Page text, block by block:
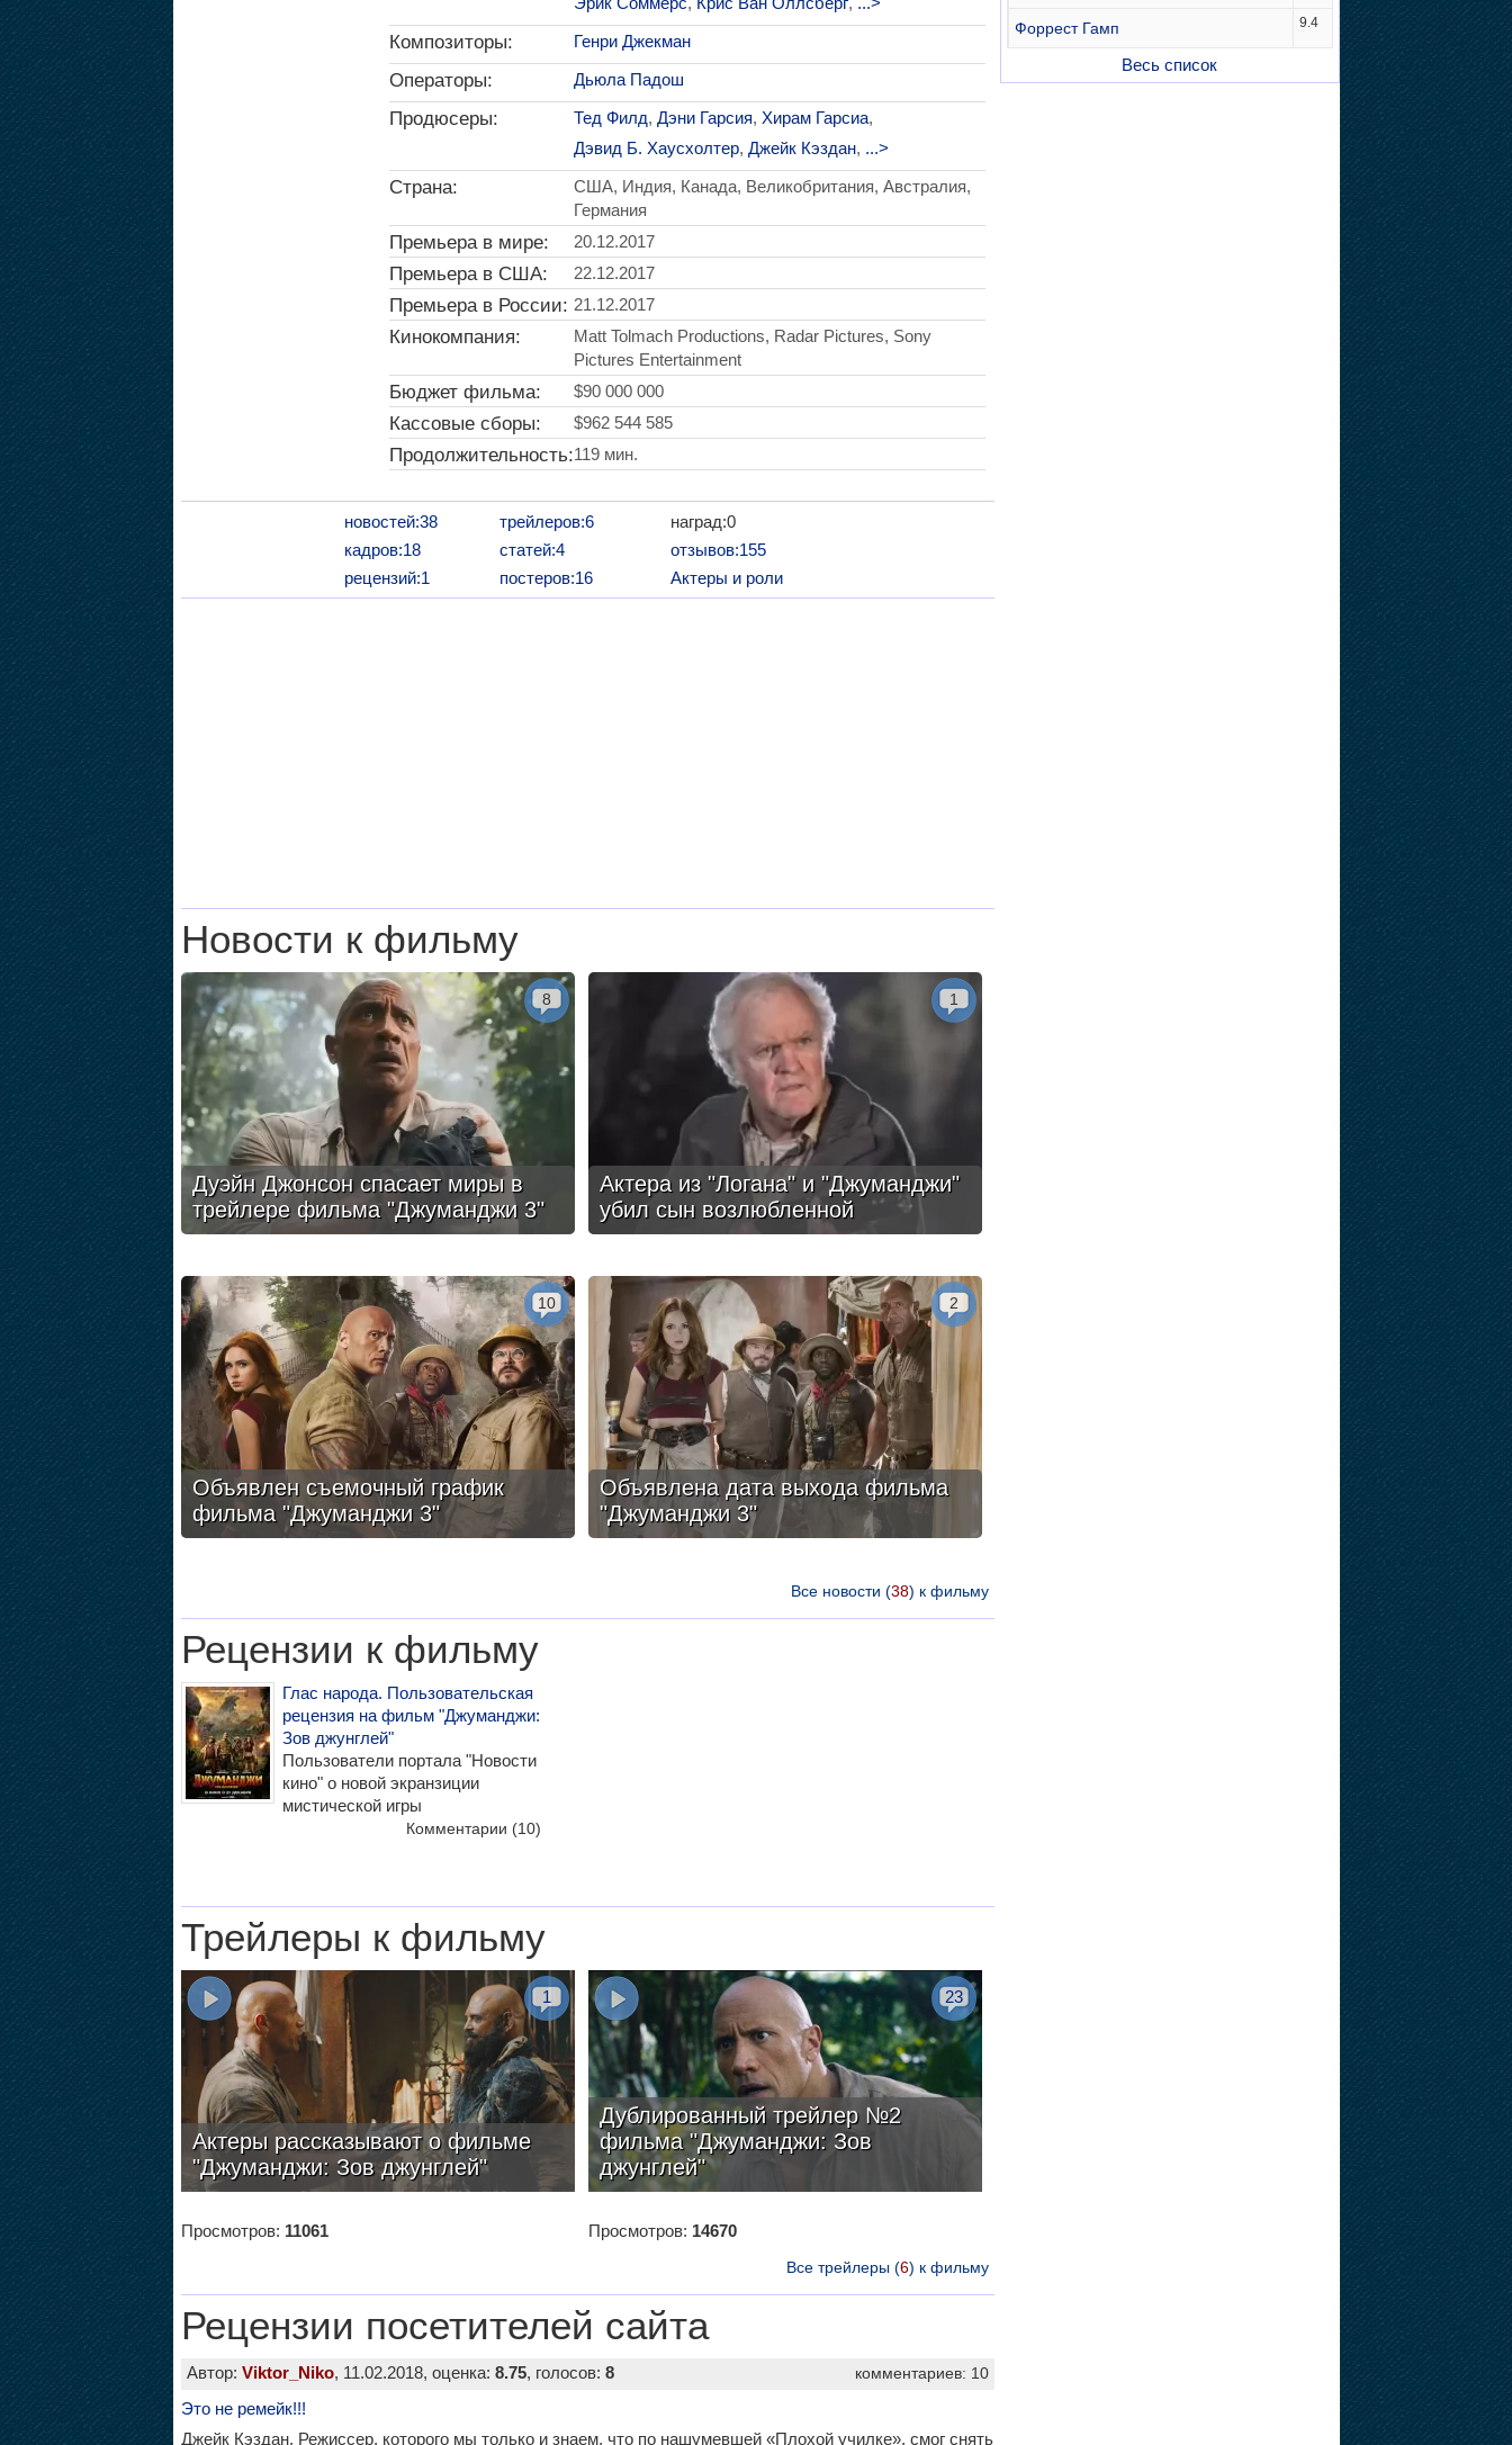
Композиторы: Генри Джекман
Операторы: Дьюла Падош
Продюсеры: Тед Филд, Дэни Гарсия, Хирам Гарсиа,
Дэвид Б. Хаусхолтер, Джейк Кэздан, ...>
Страна:
США, Индия, Канада, Великобритания, Австралия,
Германия
Премьера в мире: 20.12.2017
Премьера в США: 22.12.2017
Премьера в России: 21.12.2017
Кинокомпания:
Matt Tolmach Productions, Radar Pictures, Sony
Pictures Entertainment
Бюджет фильма: $90 000 000
Кассовые сборы: $962 544 585
Продолжительность:119 мин.
новостей:38
кадров:18
рецензий:1
трейлеров:6
статей:4
постеров:16
наград:0
отзывов:155
Актеры и роли
Новости к фильму
Дуэйн Джонсон спасает миры в
трейлере фильма "Джуманджи 3"
8
Актера из "Логана" и "Джуманджи"
убил сын возлюбленной
1
Объявлен съемочный график
фильма "Джуманджи 3"
10
Объявлена дата выхода фильма
"Джуманджи 3"
2
Все новости (38) к фильму
Рецензии к фильму
Глас народа. Пользовательская
рецензия на фильм "Джуманджи:
Зов джунглей"
Пользователи портала "Новости
кино" о новой экранзиции
мистической игры
Комментарии (10)
Трейлеры к фильму
Актеры рассказывают о фильме
"Джуманджи: Зов джунглей"
1
Просмотров: 11061
Дублированный трейлер №2
фильма "Джуманджи: Зов
джунглей"
23
Просмотров: 14670
Все трейлеры (6) к фильму
Рецензии посетителей сайта
Автор: Viktor_Niko, 11.02.2018, оценка: 8.75, голосов: 8 комментариев: 10
Это не ремейк!!!
Джейк Кэздан. Режиссер, которого мы только и знаем, что по нашумевшей «Плохой училке», смог снять
Форрест Гамп 9.4
Весь список